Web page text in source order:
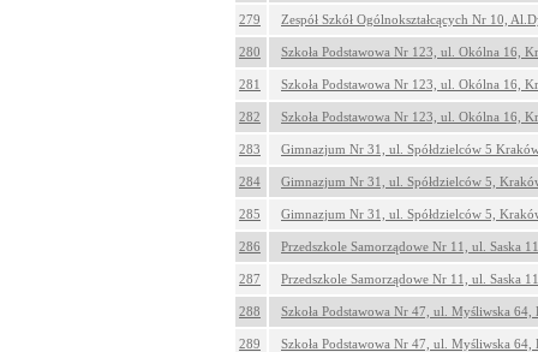
279 Zespół Szkół Ogólnokształcących Nr 10,
280 Szkoła Podstawowa Nr 123, ul. Okólna 16,
281 Szkoła Podstawowa Nr 123, ul. Okólna 16,
282 Szkoła Podstawowa Nr 123, ul. Okólna 16,
283 Gimnazjum Nr 31, ul. Spółdzielców 5
284 Gimnazjum Nr 31, ul. Spółdzielców 5,
285 Gimnazjum Nr 31, ul. Spółdzielców 5,
286 Przedszkole Samorządowe Nr 11, ul. Saska
287 Przedszkole Samorządowe Nr 11, ul. Saska
288 Szkoła Podstawowa Nr 47, ul. Myśliwska 64,
289 Szkoła Podstawowa Nr 47, ul. Myśliwska 64,